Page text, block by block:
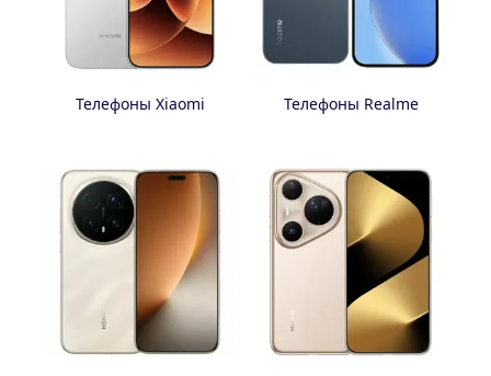
Телефоны Xiaomi Телефоны Realme